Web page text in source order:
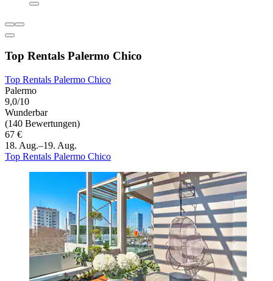
Top Rentals Palermo Chico
Top Rentals Palermo Chico
Palermo
9,0/10
Wunderbar
(140 Bewertungen)
67 €
18. Aug.–19. Aug.
Top Rentals Palermo Chico